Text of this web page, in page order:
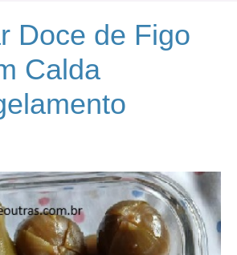
Doce de Figo
Calda